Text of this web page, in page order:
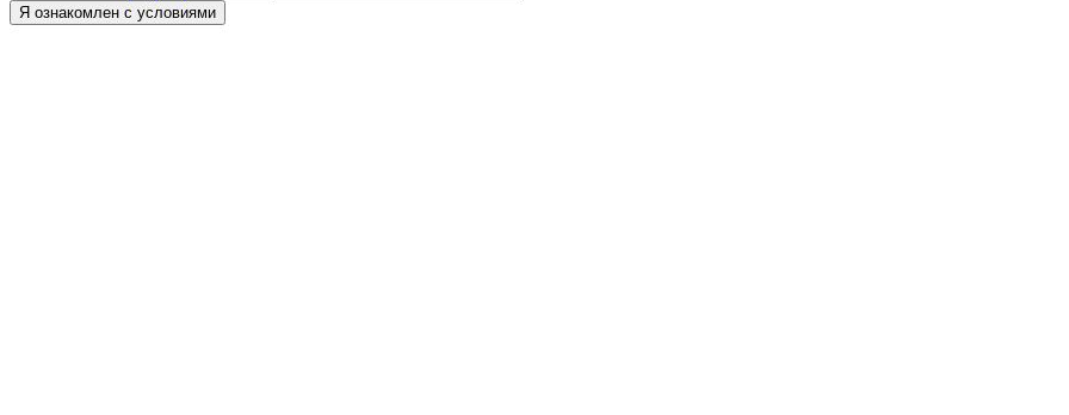
Я ознакомлен с условиями